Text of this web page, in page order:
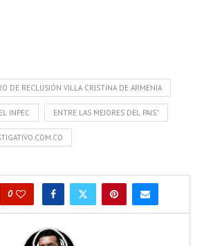
DE RECLUSIÓN VILLA CRISTINA DE ARMENIA
INPEC ENTRE LAS MEJORES DEL PAIS''
0